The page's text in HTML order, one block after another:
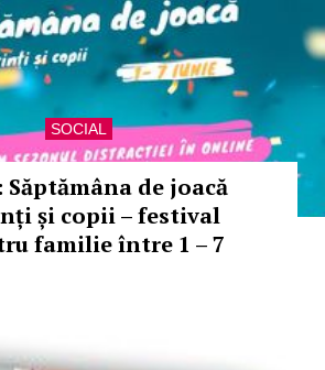
SOCIAL
Săptămâna de joacă
și copii – festival
familie între 1 – 7